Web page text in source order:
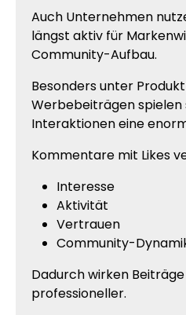
Auch Unternehmen
längst aktiv für
Community-Aufbau.
Besonders unter
Werbebeiträgen
Interaktionen eine
Kommentare mit Likes
Interesse
Aktivität
Vertrauen
Community-
Dadurch wirken
professioneller.